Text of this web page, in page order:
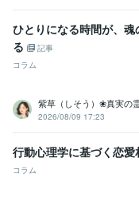
ひとりになる時間が、
る
記事
コラム
紫草（しそう）❀真実の
2026/08/09 17:23
行動心理学に基づく恋愛
コラム